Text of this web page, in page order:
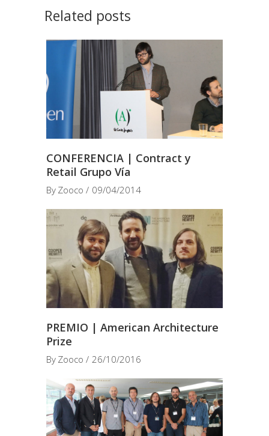
Related posts
CONFERENCIA | Contract y
Retail Grupo Vía
By Zooco 09/04/2014
PREMIO | American Architecture
Prize
By Zooco 26/10/2016